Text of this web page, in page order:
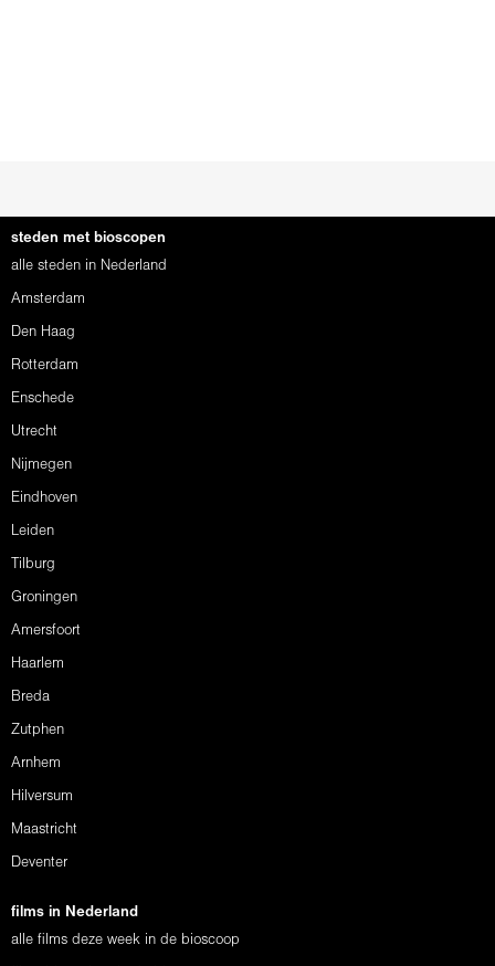
steden met bioscopen
alle steden in Nederland
Amsterdam
Den Haag
Rotterdam
Enschede
Utrecht
Nijmegen
Eindhoven
Leiden
Tilburg
Groningen
Amersfoort
Haarlem
Breda
Zutphen
Arnhem
Hilversum
Maastricht
Deventer
films in Nederland
alle films deze week in de bioscoop